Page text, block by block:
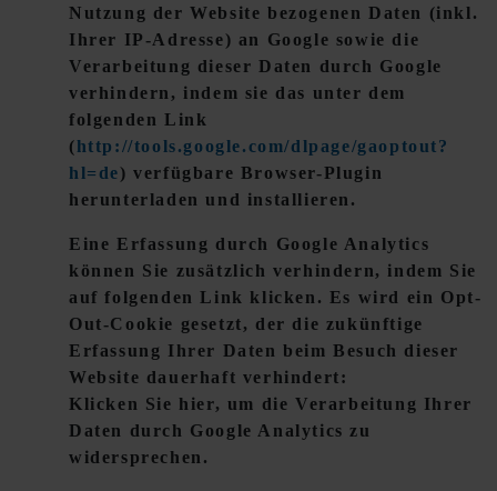
Nutzung der Website bezogenen Daten (inkl.
Ihrer IP-Adresse) an Google sowie die
Verarbeitung dieser Daten durch Google
verhindern, indem sie das unter dem
folgenden Link
(http://tools.google.com/dlpage/gaoptout?
hl=de) verfügbare Browser-Plugin
herunterladen und installieren.
Eine Erfassung durch Google Analytics
können Sie zusätzlich verhindern, indem Sie
auf folgenden Link klicken. Es wird ein Opt-
Out-Cookie gesetzt, der die zukünftige
Erfassung Ihrer Daten beim Besuch dieser
Website dauerhaft verhindert:
Klicken Sie hier, um die Verarbeitung Ihrer
Daten durch Google Analytics zu
widersprechen.